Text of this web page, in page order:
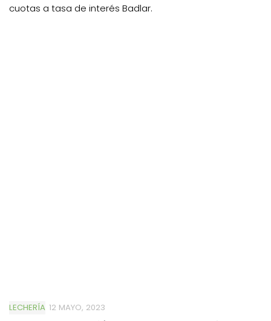
cuotas a tasa de interés Badlar.
LECHERÍA 12 MAYO, 2023